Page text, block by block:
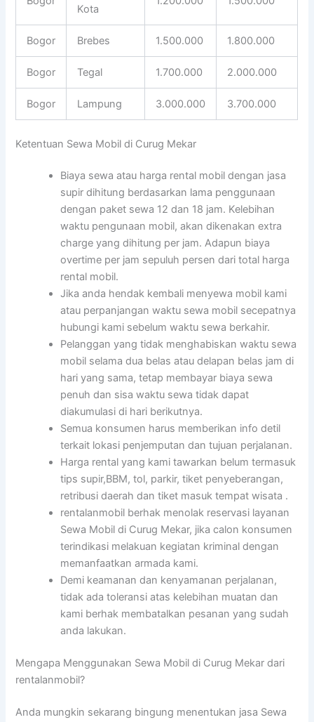
Kota
Bogor Brebes 1.500.000 1.800.000
Bogor Tegal 1.700.000 2.000.000
Bogor Lampung 3.000.000 3.700.000
Ketentuan Sewa Mobil di Curug Mekar
Biaya sewa atau harga rental mobil dengan jasa
supir dihitung berdasarkan lama penggunaan
dengan paket sewa 12 dan 18 jam. Kelebihan
waktu pengunaan mobil, akan dikenakan extra
charge yang dihitung per jam. Adapun biaya
overtime per jam sepuluh persen dari total harga
rental mobil.
Jika anda hendak kembali menyewa mobil kami
atau perpanjangan waktu sewa mobil secepatnya
hubungi kami sebelum waktu sewa berkahir.
Pelanggan yang tidak menghabiskan waktu sewa
mobil selama dua belas atau delapan belas jam di
hari yang sama, tetap membayar biaya sewa
penuh dan sisa waktu sewa tidak dapat
diakumulasi di hari berikutnya.
Semua konsumen harus memberikan info detil
terkait lokasi penjemputan dan tujuan perjalanan.
Harga rental yang kami tawarkan belum termasuk
tips supir,BBM, tol, parkir, tiket penyeberangan,
retribusi daerah dan tiket masuk tempat wisata .
rentalanmobil berhak menolak reservasi layanan
Sewa Mobil di Curug Mekar, jika calon konsumen
terindikasi melakuan kegiatan kriminal dengan
memanfaatkan armada kami.
Demi keamanan dan kenyamanan perjalanan,
tidak ada toleransi atas kelebihan muatan dan
kami berhak membatalkan pesanan yang sudah
anda lakukan.
Mengapa Menggunakan Sewa Mobil di Curug Mekar dari
rentalanmobil?
Anda mungkin sekarang bingung menentukan jasa Sewa